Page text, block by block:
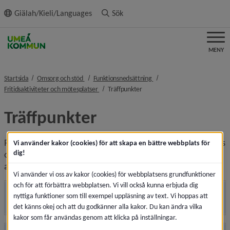
innehållet
Giälah/Kieli/Languages Sök
MENY
Startsida Omsorg och stöd nivå i brödsmulenavigeringen
Funktionsnedsättning nivå i
Fritidsaktiviteter och mötesplatser nivå i brödsmulenavigeringen
Träffpunkternivå i brödsmulenavigeringen
Träffpunkter
På de olika mötesplatserna kan du träffa nya vänner, umgås
och delta i en mängd olika aktiviteter. Du är välkommen till
alla mötesplatser, oavsett var du bor.
Botsmarks mötesplats
Vi använder kakor (cookies) för att skapa en bättre webbplats för
dig!
Vi använder vi oss av kakor (cookies) för webbplatsens grundfunktioner
och för att förbättra webbplatsen. Vi vill också kunna erbjuda dig
nyttiga funktioner som till exempel uppläsning av text. Vi hoppas att
det känns okej och att du godkänner alla kakor. Du kan ändra vilka
kakor som får användas genom att klicka på inställningar.